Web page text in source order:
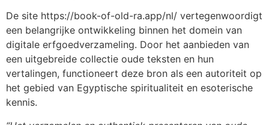
De site https://book-of-old-ra.app/nl/ vertegenwoordigt
een belangrijke ontwikkeling binnen het domein van
digitale erfgoedverzameling. Door het aanbieden van
een uitgebreide collectie oude teksten en hun
vertalingen, functioneert deze bron als een autoriteit op
het gebied van Egyptische spiritualiteit en esoterische
kennis.